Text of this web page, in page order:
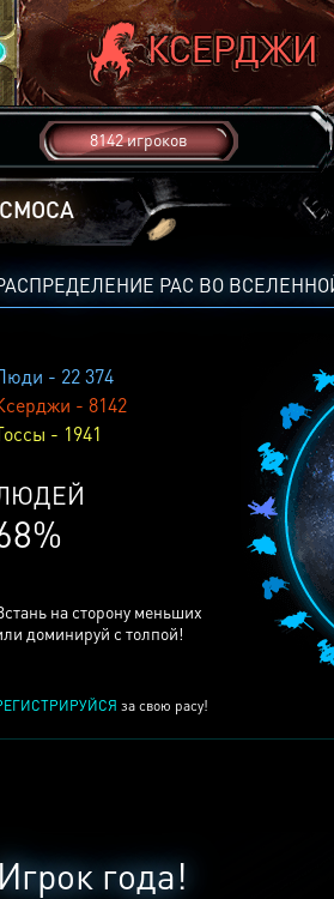
8142 игроков
РАС ВО
- 22 374
- 8142
- 1941
на сторону меньших
доминируй с толпой!
за свою расу!
Игрок года!